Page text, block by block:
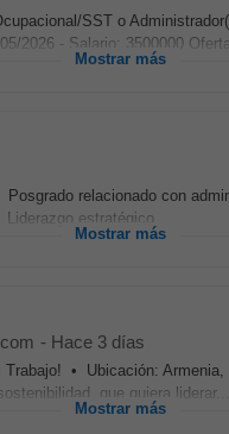
SST o
2026 - Salario: 3500000
Mostrar más
relacionado con
estratégico...
Mostrar más
- Hace 3 días
Trabajo! • Ubicación: Armenia,
que quiera liderar...
Mostrar más